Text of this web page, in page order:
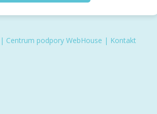
| Centrum podpory WebHouse | Kontakt